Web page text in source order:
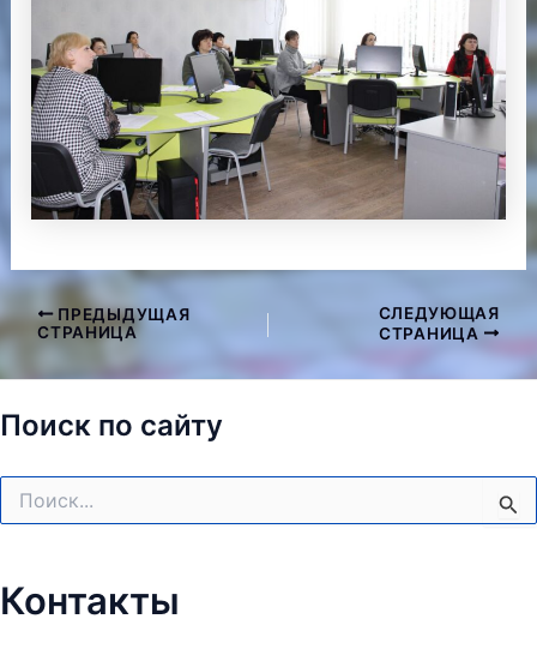
Навигация
записям
ПРЕДЫДУЩАЯ
СТРАНИЦА
СЛЕДУЮЩАЯ
СТРАНИЦА
Поиск по сайту
Контакты